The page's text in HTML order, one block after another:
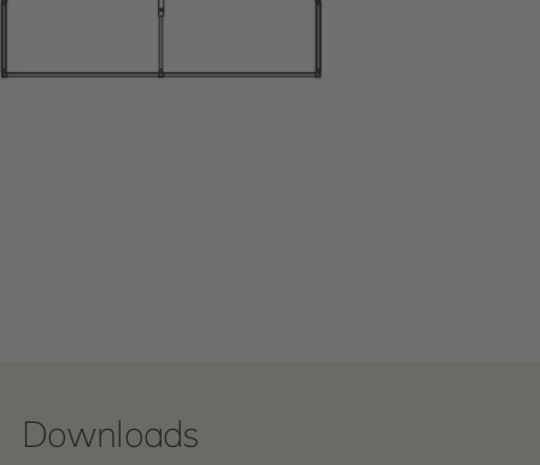
Downloads